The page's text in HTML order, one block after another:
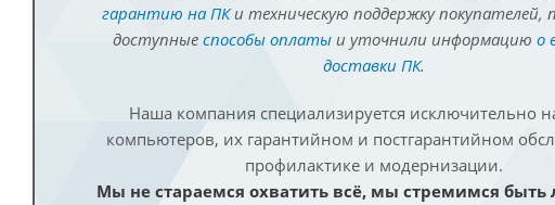
гарантию на ПКи техническую поддержку покупателей,
доступные способы оплатыи уточнили информацию о
доставки ПК.
Наша компания специализируется исключительно
компьютеров, их гарантийном и постгарантийном
профилактике и модернизации.
Мы не стараемся охватить всё, мы стремимся